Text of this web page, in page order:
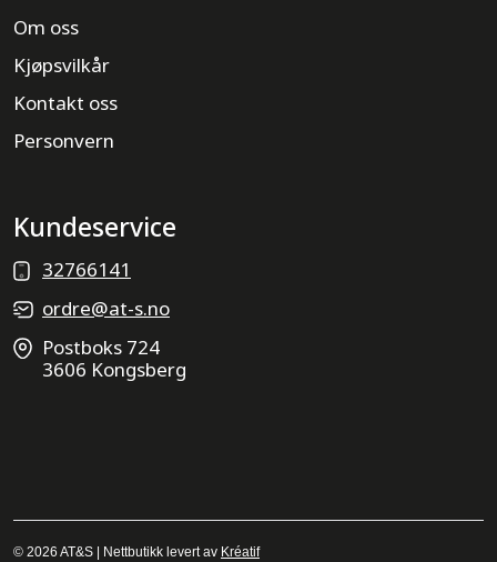
Om oss
Kjøpsvilkår
Kontakt oss
Personvern
Kundeservice
32766141
ordre@at-s.no
Postboks 724
3606 Kongsberg
© 2026 AT&S | Nettbutikk levert av Kréatif